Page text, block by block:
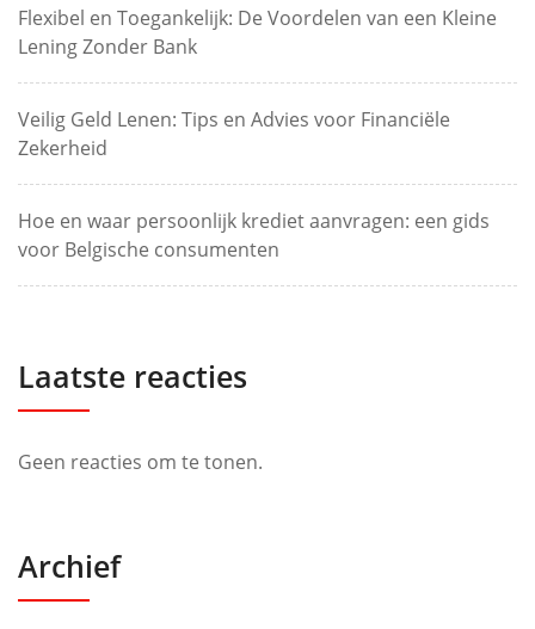
Flexibel en Toegankelijk: De Voordelen van een Kleine
Lening Zonder Bank
Veilig Geld Lenen: Tips en Advies voor Financiële
Zekerheid
Hoe en waar persoonlijk krediet aanvragen: een gids
voor Belgische consumenten
Laatste reacties
Geen reacties om te tonen.
Archief